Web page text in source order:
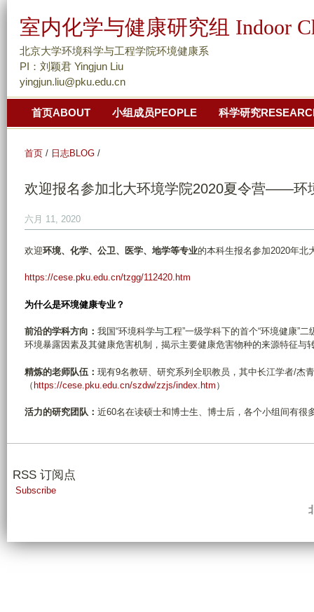
转
的
主
部
室内化学与健康研究组 Indoor
北京大学环境科学与工程学院环境健康系
PI：刘颖君 Yingjun Liu
yingjun.liu@pku.edu.cn
首页ABOUT 小组成员PEOPLE 科学研究
首页 / 日志BLOG /
欢迎报名参加北大环境学院2020夏令营——环
六月 11, 2020
欢迎环境、化学、公卫、医学、地学等专业的本科生报名参加2020年北
https://cese.pku.edu.cn/tzgg/112420.htm
为什么是环境健康专业？
前沿的学科方向： 我国“环境科学与工程”一级学科下的首个“环境健康”
环境暴露因素及其健康危害机制，揭示主要健康危害物种的来源特征与
精炼的老师队伍： 现有9名教研、研究系列全职教员，其中长江学者/杰
（https://cese.pku.edu.cn/szdw/zzjs/index.htm ）
活力的研究团队： 近60名在读硕士和博士生、博士后，各个小组间有很
RSS 订阅点
Subscribe